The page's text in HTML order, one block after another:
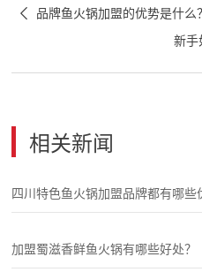
 品牌鱼火锅加盟的优势是什么？
新手
相关新闻
四川特色鱼火锅加盟品牌都有哪些
加盟蜀滋香鲜鱼火锅有哪些好处？